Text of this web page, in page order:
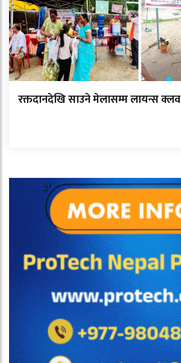
रक्तदानदेखि साउने मेलासम्म लायन्स क्लव